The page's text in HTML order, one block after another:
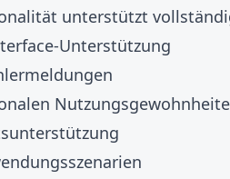
unterstützt
Unterstützung